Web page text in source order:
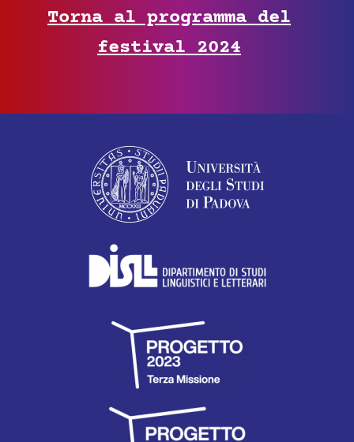
Torna al programma del
festival 2024